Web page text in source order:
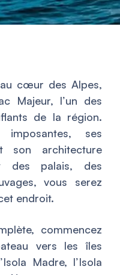
au cœur des Alpes,
Majeur, l’un des
de la région.
ses
son architecture
des palais, des
vous serez
endroit.
commencez
vers les îles
Madre, l’Isola